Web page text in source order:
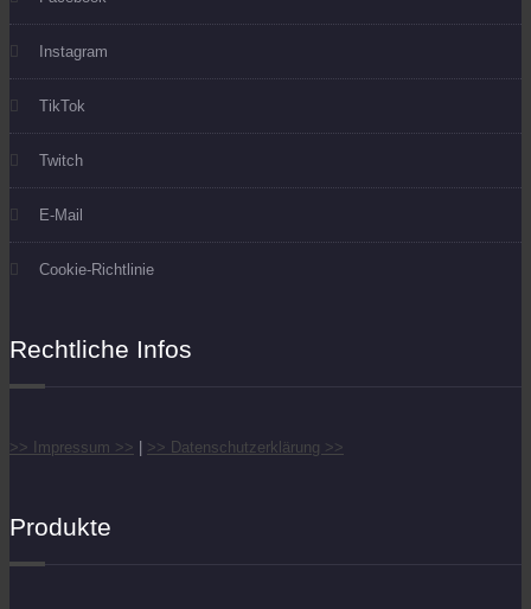
Instagram
TikTok
Twitch
E-Mail
Cookie-Richtlinie
Rechtliche Infos
>> Impressum >> >> Datenschutzerklärung >>
Produkte